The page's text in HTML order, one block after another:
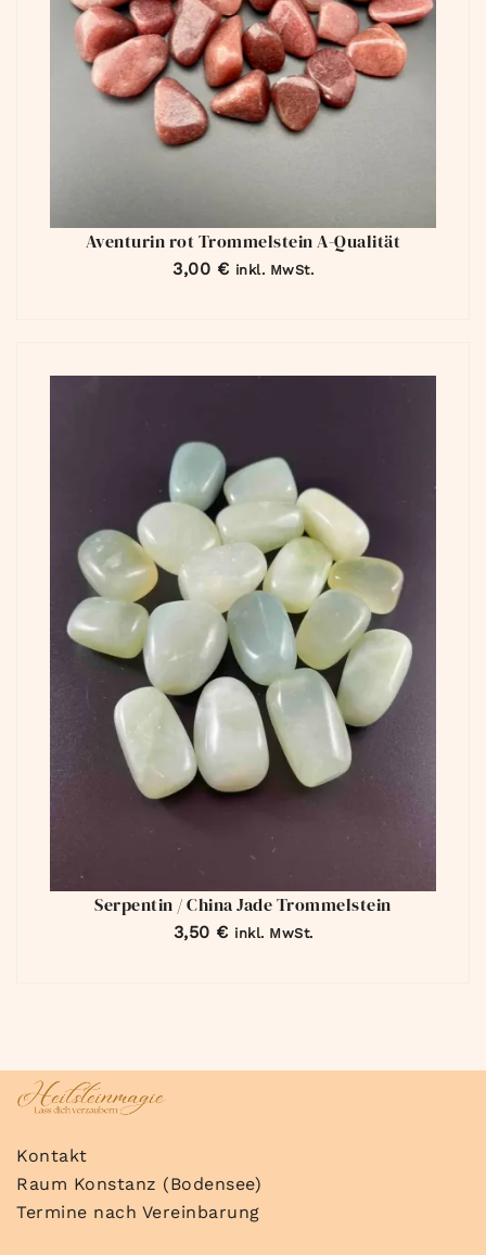
Aventurin rot Trommelstein A-Qualität
3,00 € inkl. MwSt.
Serpentin / China Jade Trommelstein
3,50 € inkl. MwSt.
Kontakt
Raum Konstanz (Bodensee)
Termine nach Vereinbarung